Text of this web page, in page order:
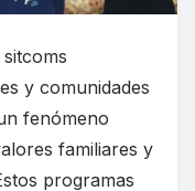
y comunidades
fenómeno
familiares y
programas